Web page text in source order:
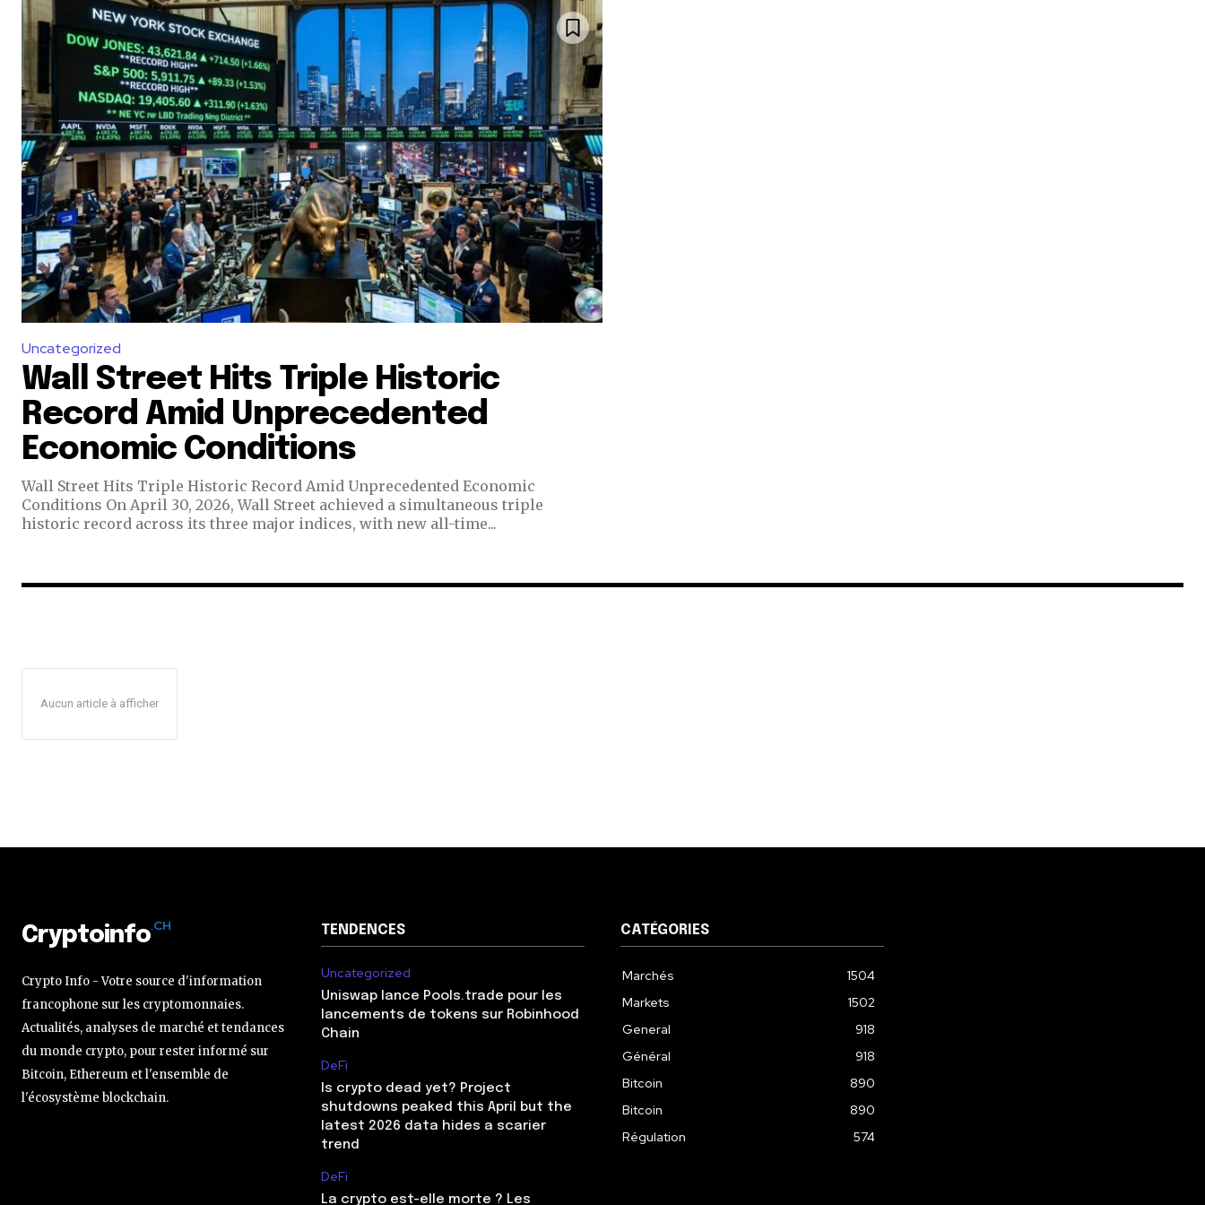
Uncategorized
Wall Street Hits Triple Historic
Record Amid Unprecedented
Economic Conditions
Wall Street Hits Triple Historic Record Amid Unprecedented Economic
Conditions On April 30, 2026, Wall Street achieved a simultaneous triple
historic record across its three major indices, with new all-time...
Aucun article à afficher
Cryptoinfo.CH
Crypto Info - Votre source d'information
francophone sur les cryptomonnaies.
Actualités, analyses de marché et tendances
du monde crypto, pour rester informé sur
Bitcoin, Ethereum et l'ensemble de
l'écosystème blockchain.
TENDENCES
Uncategorized
Uniswap lance Pools.trade pour les
lancements de tokens sur Robinhood
Chain
DeFi
Is crypto dead yet? Project
shutdowns peaked this April but the
latest 2026 data hides a scarier
trend
DeFi
La crypto est-elle morte ? Les
CATÉGORIES
Marchés
1504
Markets
1502
General
918
Général
918
Bitcoin
890
Bitcoin
890
Régulation
574